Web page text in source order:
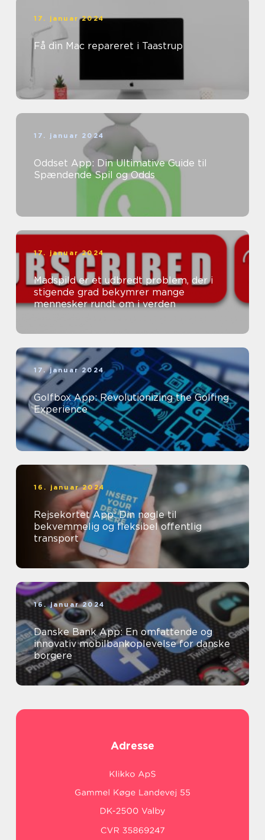
17. januar 2024
Få din Mac repareret i Taastrup
17. januar 2024
Oddset App: Din Ultimative Guide til
Spændende Spil og Odds
17. januar 2024
Madspild er et udbredt problem, der i
stigende grad bekymrer mange
mennesker rundt om i verden
17. januar 2024
Golfbox App: Revolutionizing the Golfing
Experience
16. januar 2024
Rejsekortet App: Din nøgle til
bekvemmelig og fleksibel offentlig
transport
16. januar 2024
Danske Bank App: En omfattende og
innovativ mobilbankoplevelse for danske
borgere
Adresse